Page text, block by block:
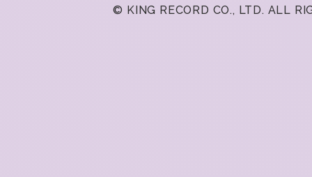
© KING RECORD CO., LTD. ALL